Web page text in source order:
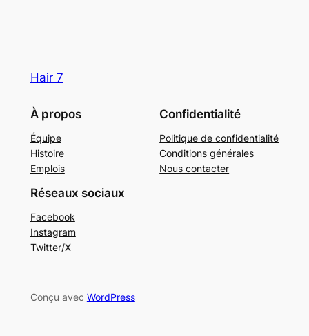
Hair 7
À propos
Équipe
Histoire
Emplois
Confidentialité
Politique de confidentialité
Conditions générales
Nous contacter
Réseaux sociaux
Facebook
Instagram
Twitter/X
Conçu avec WordPress